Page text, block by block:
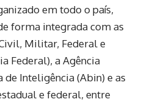
em todo o país,
forma integrada com as
Militar, Federal e
Federal), a Agência
de Inteligência (Abin) e as
e federal, entre